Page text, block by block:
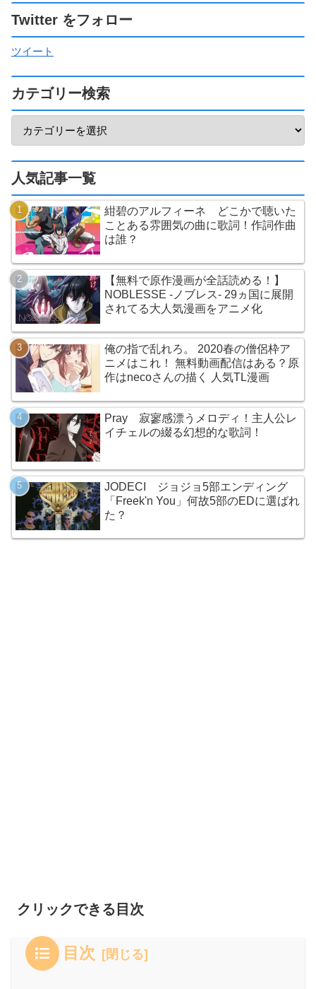
Twitter をフォロー
ツイート
カテゴリー検索
人気記事一覧
紺碧のアルフィーネ どこかで聴いた
ことある雰囲気の曲に歌詞！作詞作曲
は誰？
【無料で原作漫画が全話読める！】
NOBLESSE -ノブレス- 29ヵ国に展開
されてる大人気漫画をアニメ化
俺の指で乱れろ。 2020春の僧侶枠ア
ニメはこれ！ 無料動画配信はある？原
作はnecoさんの描く 人気TL漫画
Pray 寂寥感漂うメロディ！主人公レ
イチェルの綴る幻想的な歌詞！
JODECI ジョジョ5部エンディング
「Freek'n You」何故5部のEDに選ばれ
た？
クリックできる目次
目次